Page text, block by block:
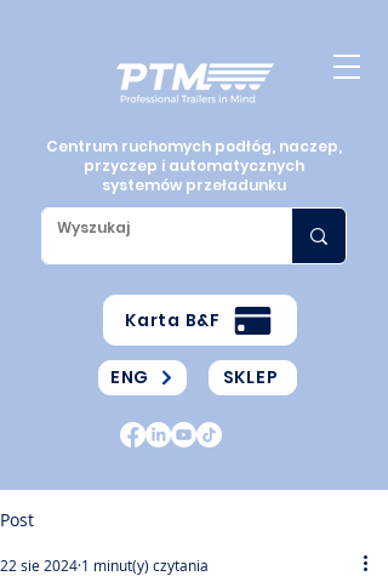
Centrum ruchomych podłóg, naczep,
przyczep i automatycznych
systemów przeładunku
Karta B&F
ENG SKLEP
Post
22 sie 2024 1 minut(y) czytania